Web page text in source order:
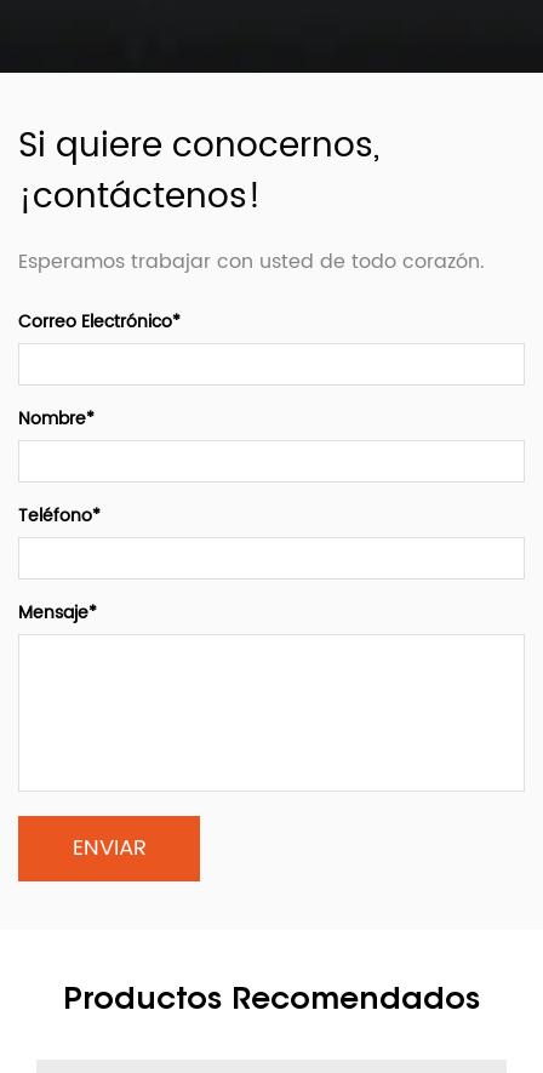
Si quiere conocernos,
¡contáctenos!
Esperamos trabajar con usted de todo corazón.
Correo Electrónico*
Nombre*
Teléfono*
Mensaje*
Productos Recomendados